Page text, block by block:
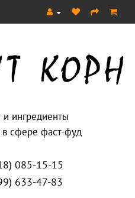
ингредиенты
сфере фаст-фуд
085-15-15
633-47-83